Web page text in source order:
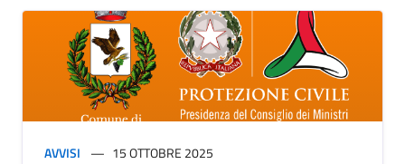
AVVISI 15 OTTOBRE 2025